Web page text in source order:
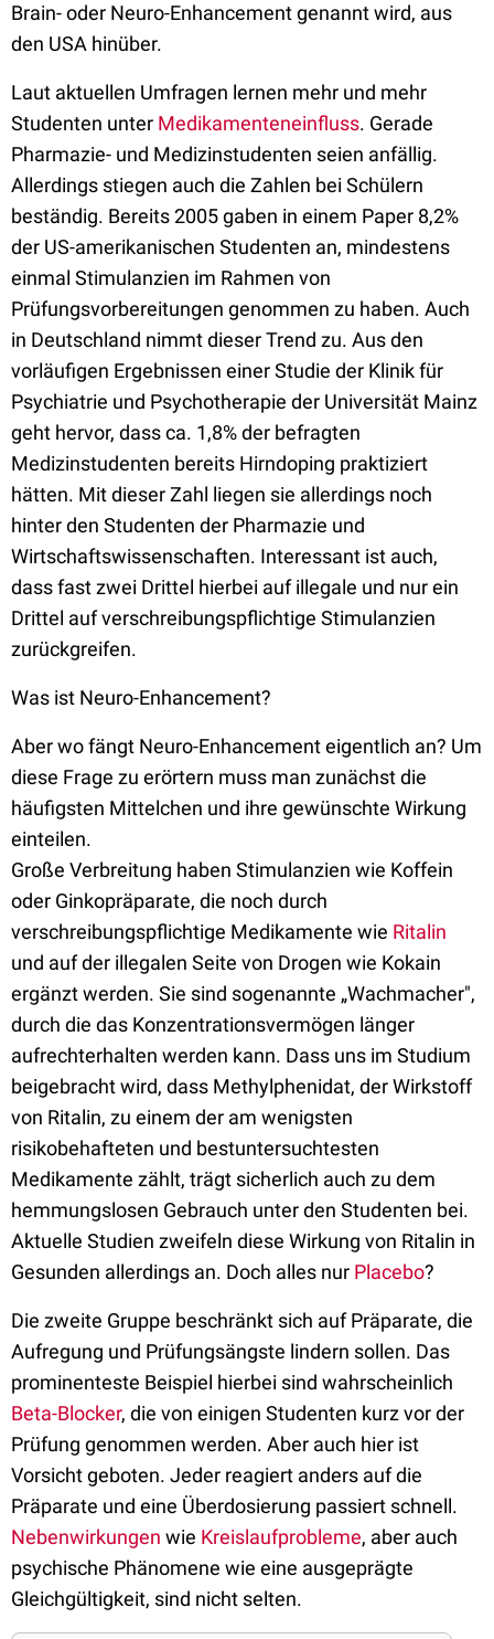
Brain- oder Neuro-Enhancement genannt wird, aus
den USA hinüber.
Laut aktuellen Umfragen lernen mehr und mehr
Studenten unter Medikamenteneinfluss. Gerade
Pharmazie- und Medizinstudenten seien anfällig.
Allerdings stiegen auch die Zahlen bei Schülern
beständig. Bereits 2005 gaben in einem Paper 8,2%
der US-amerikanischen Studenten an, mindestens
einmal Stimulanzien im Rahmen von
Prüfungsvorbereitungen genommen zu haben. Auch
in Deutschland nimmt dieser Trend zu. Aus den
vorläufigen Ergebnissen einer Studie der Klinik für
Psychiatrie und Psychotherapie der Universität Mainz
geht hervor, dass ca. 1,8% der befragten
Medizinstudenten bereits Hirndoping praktiziert
hätten. Mit dieser Zahl liegen sie allerdings noch
hinter den Studenten der Pharmazie und
Wirtschaftswissenschaften. Interessant ist auch,
dass fast zwei Drittel hierbei auf illegale und nur ein
Drittel auf verschreibungspflichtige Stimulanzien
zurückgreifen.
Was ist Neuro-Enhancement?
Aber wo fängt Neuro-Enhancement eigentlich an? Um
diese Frage zu erörtern muss man zunächst die
häufigsten Mittelchen und ihre gewünschte Wirkung
einteilen.
Große Verbreitung haben Stimulanzien wie Koffein
oder Ginkopräparate, die noch durch
verschreibungspflichtige Medikamente wie Ritalin
und auf der illegalen Seite von Drogen wie Kokain
ergänzt werden. Sie sind sogenannte „Wachmacher",
durch die das Konzentrationsvermögen länger
aufrechterhalten werden kann. Dass uns im Studium
beigebracht wird, dass Methylphenidat, der Wirkstoff
von Ritalin, zu einem der am wenigsten
risikobehafteten und bestuntersuchtesten
Medikamente zählt, trägt sicherlich auch zu dem
hemmungslosen Gebrauch unter den Studenten bei.
Aktuelle Studien zweifeln diese Wirkung von Ritalin in
Gesunden allerdings an. Doch alles nur Placebo?
Die zweite Gruppe beschränkt sich auf Präparate, die
Aufregung und Prüfungsängste lindern sollen. Das
prominenteste Beispiel hierbei sind wahrscheinlich
Beta-Blocker, die von einigen Studenten kurz vor der
Prüfung genommen werden. Aber auch hier ist
Vorsicht geboten. Jeder reagiert anders auf die
Präparate und eine Überdosierung passiert schnell.
Nebenwirkungen wie Kreislaufprobleme, aber auch
psychische Phänomene wie eine ausgeprägte
Gleichgültigkeit, sind nicht selten.